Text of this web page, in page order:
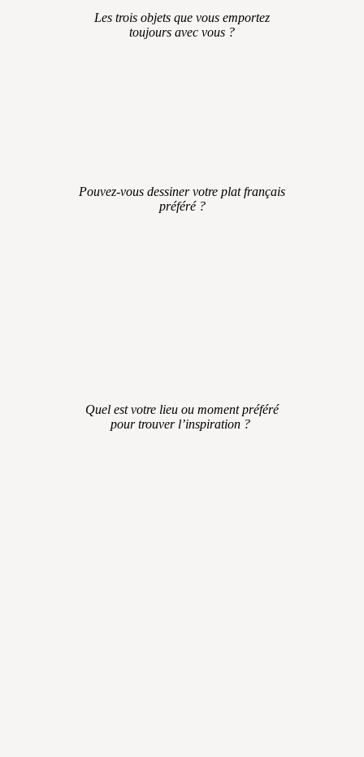
Les trois objets que vous emportez
toujours avec vous ?
Pouvez-vous dessiner votre plat français
préféré ?
Quel est votre lieu ou moment préféré
pour trouver l’inspiration ?